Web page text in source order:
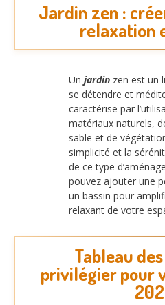
Jardin zen :
relaxation
Un jardin zen est un
se détendre et
caractérise par
matériaux naturels,
sable et de
simplicité et la
de ce type
pouvez ajouter une
un bassin pour
relaxant de votre
Tableau
privilégier pour